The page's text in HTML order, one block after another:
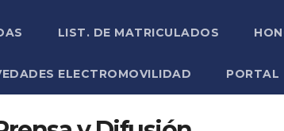
LIST. DE MATRICULADOS
ELECTROMOVILIDAD PORTAL